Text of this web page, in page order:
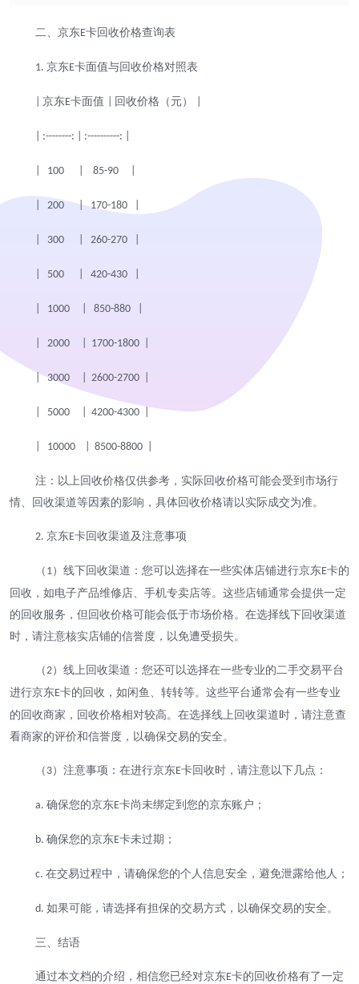
二、京东E卡回收价格查询表
1. 京东E卡面值与回收价格对照表
京东E卡面值 回收价格（元）
| :--------: | :----------: |
| 100 | 85-90 |
| 200 | 170-180 |
| 300 | 260-270 |
| 500 | 420-430 |
| 1000 | 850-880 |
| 2000 | 1700-1800 |
| 3000 | 2600-2700 |
| 5000 | 4200-4300 |
| 10000 | 8500-8800 |
注：以上回收价格仅供参考，实际回收价格可能会受到市场行
情、回收渠道等因素的影响，具体回收价格请以实际成交为准。
2. 京东E卡回收渠道及注意事项
（ 1）线下回收渠道：您可以选择在一些实体店铺进行京东E卡的
回收，如电子产品维修店、手机专卖店等。这些店铺通常会提供一定
的回收服务，但回收价格可能会低于市场价格。在选择线下回收渠道
时，请注意核实店铺的信誉度，以免遭受损失。
（2）线上回收渠道：您还可以选择在一些专业的二手交易平台
进行京东E卡的回收，如闲鱼、转转等。这些平台通常会有一些专业
的回收商家，回收价格相对较高。在选择线上回收渠道时，请注意查
看商家的评价和信誉度，以确保交易的安全。
（ 3）注意事项：在进行京东E卡回收时，请注意以下几点：
a. 确保您的京东E卡尚未绑定到您的京东账户；
b. 确保您的京东E卡未过期；
c. 在交易过程中，请确保您的个人信息安全，避免泄露给他人；
d. 如果可能，请选择有担保的交易方式，以确保交易的安全。
三、结语
通过本文档的介绍，相信您已经对京东E卡的回收价格有了一定